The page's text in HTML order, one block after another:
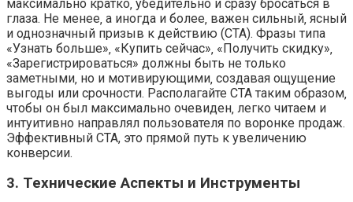
максимально кратко‚ убедительно и сразу бросаться в
глаза. Не менее‚ а иногда и более‚ важен сильный‚ ясный
и однозначный призыв к действию (CTA). Фразы типа
«Узнать больше»‚ «Купить сейчас»‚ «Получить скидку»‚
«Зарегистрироваться» должны быть не только
заметными‚ но и мотивирующими‚ создавая ощущение
выгоды или срочности. Располагайте CTA таким образом‚
чтобы он был максимально очевиден‚ легко читаем и
интуитивно направлял пользователя по воронке продаж.
Эффективный CTA, это прямой путь к увеличению
конверсии.
3. Технические Аспекты и Инструменты